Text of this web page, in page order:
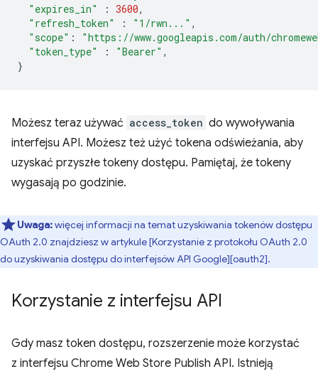
"expires_in"
: 3600,
"refresh_token"
: "1/rwn..." ,
"scope" :
"https://www.googleapis.com/auth/
"token_type"
: "Bearer" ,
}
Możesz teraz używać access_token do wywoływania
interfejsu API. Możesz też użyć tokena odświeżania, aby
uzyskać przyszłe tokeny dostępu. Pamiętaj, że tokeny
wygasają po godzinie.
Uwaga:więcej informacji na temat uzyskiwania tokenów dostępu
OAuth 2.0 znajdziesz w artykule [Korzystanie z protokołu OAuth 2.0
do uzyskiwania dostępu do interfejsów API Google][oauth2].
Korzystanie z interfejsu API
Gdy masz token dostępu, rozszerzenie może korzystać
z interfejsu Chrome Web Store Publish API. Istnieją